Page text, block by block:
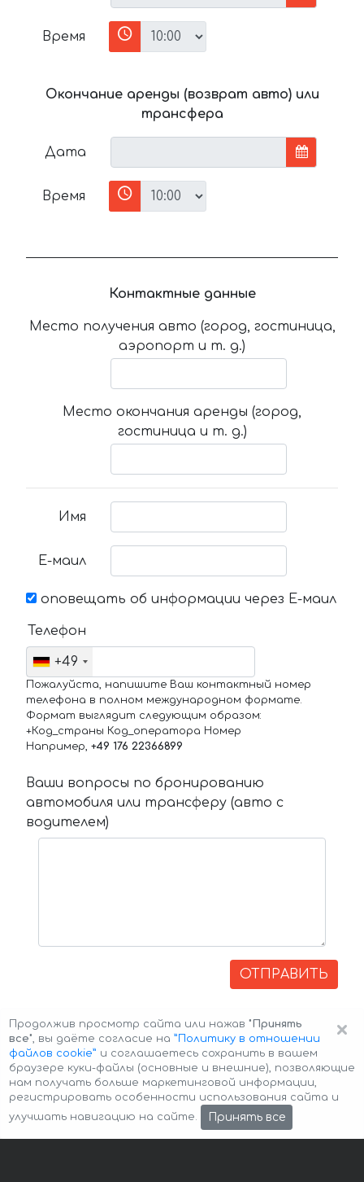
Время
Окончание аренды (возврат авто) или
трансфера
Дата
Время
Контактные данные
Место получения авто (город, гостиница,
аэропорт и т. д.)
Место окончания аренды (город,
гостиница и т. д.)
Имя
Е-маил
оповещать об информации через Е-маил
Телефон
+49
Пожалуйста, напишите Ваш контактный номер
телефона в полном международном формате.
Формат выглядит следующим образом:
+Код_страны Код_оператора Номер
Например, +49 176 22366899
Ваши вопросы по бронированию
автомобиля или трансферу (авто с
водителем)
ОТПРАВИТЬ
Авторские права © 2026 Авто-Аренда Cookie Policy
×
Продолжив просмотр сайта или нажав "Принять
все", вы даёте согласие на ”Политику в отношении
файлов cookie” и соглашаетесь сохранить в вашем
браузере куки-файлы (основные и внешние), позволяющие
нам получать больше маркетинговой информации,
регистрировать особенности использования сайта и
улучшать навигацию на сайте.
Принять все